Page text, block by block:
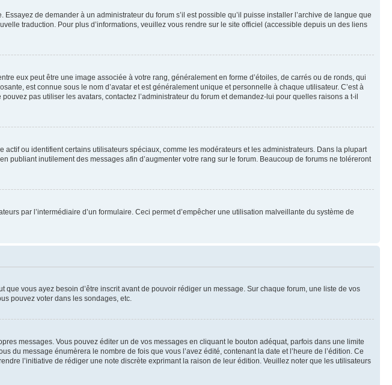
de demander à un administrateur du forum s’il est possible qu’il puisse installer l’archive de langue que
traduction. Pour plus d’informations, veuillez vous rendre sur le site officiel (accessible depuis un des liens
eux peut être une image associée à votre rang, généralement en forme d’étoiles, de carrés ou de ronds, qui
est connue sous le nom d’avatar et est généralement unique et personnelle à chaque utilisateur. C’est à
pas utiliser les avatars, contactez l’administrateur du forum et demandez-lui pour quelles raisons a t-il
ou identifient certains utilisateurs spéciaux, comme les modérateurs et les administrateurs. Dans la plupart
publiant inutilement des messages afin d’augmenter votre rang sur le forum. Beaucoup de forums ne toléreront
par l’intermédiaire d’un formulaire. Ceci permet d’empêcher une utilisation malveillante du système de
vous ayez besoin d’être inscrit avant de pouvoir rédiger un message. Sur chaque forum, une liste de vos
pouvez voter dans les sondages, etc.
messages. Vous pouvez éditer un de vos messages en cliquant le bouton adéquat, parfois dans une limite
message énumèrera le nombre de fois que vous l’avez édité, contenant la date et l’heure de l’édition. Ce
l’initiative de rédiger une note discrète exprimant la raison de leur édition. Veuillez noter que les utilisateurs